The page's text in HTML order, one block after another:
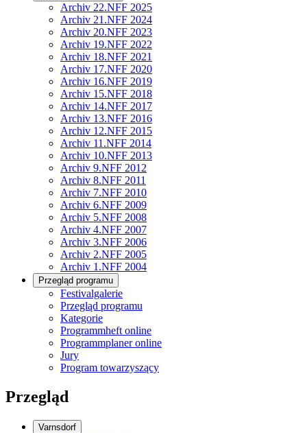
Archiv 22.NFF 2025
Archiv 21.NFF 2024
Archiv 20.NFF 2023
Archiv 19.NFF 2022
Archiv 18.NFF 2021
Archiv 17.NFF 2020
Archiv 16.NFF 2019
Archiv 15.NFF 2018
Archiv 14.NFF 2017
Archiv 13.NFF 2016
Archiv 12.NFF 2015
Archiv 11.NFF 2014
Archiv 10.NFF 2013
Archiv 9.NFF 2012
Archiv 8.NFF 2011
Archiv 7.NFF 2010
Archiv 6.NFF 2009
Archiv 5.NFF 2008
Archiv 4.NFF 2007
Archiv 3.NFF 2006
Archiv 2.NFF 2005
Archiv 1.NFF 2004
Przegląd programu
Festivalgalerie
Przegląd programu
Kategorie
Programmheft online
Programmplaner online
Jury
Program towarzyszący
Przegląd
Varnsdorf